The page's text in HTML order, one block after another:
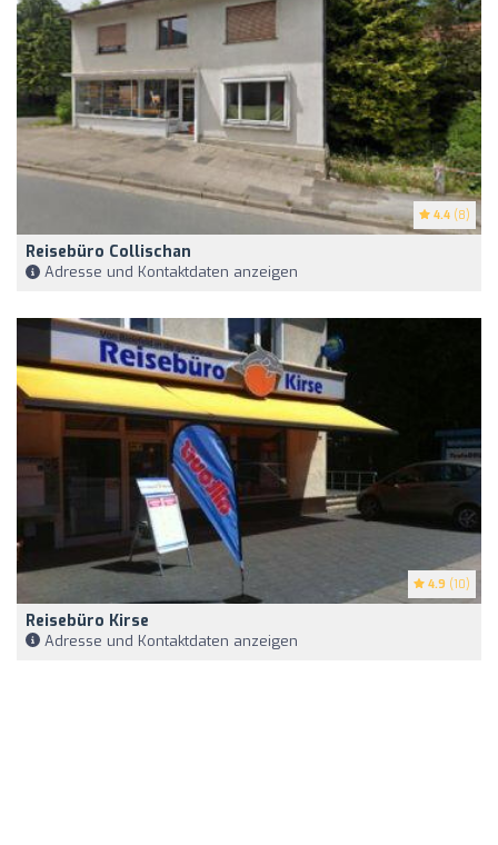
4.4 (8)
Reisebüro Collischan
Adresse und Kontaktdaten anzeigen
4.9 (10)
Reisebüro Kirse
Adresse und Kontaktdaten anzeigen